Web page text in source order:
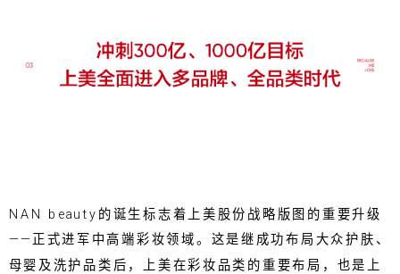
NAN beauty的诞生标志着上美股份战略版图的重要升级
——正式进军中高端彩妆领域。这是继成功布局大众护肤、
母婴及洗护品类后，上美在彩妆品类的重要布局，也是上